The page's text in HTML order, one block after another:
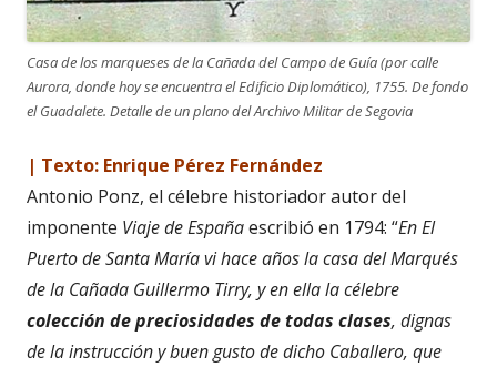
Casa de los marqueses de la Cañada del Campo de Guía (por calle
Aurora, donde hoy se encuentra el Edificio Diplomático), 1755. De fondo
el Guadalete. Detalle de un plano del Archivo Militar de Segovia
| Texto: Enrique Pérez Fernández
Antonio Ponz, el célebre historiador autor del
imponente Viaje de Españaescribió en 1794: “En El
Puerto de Santa María vi hace años la casa del Marqués
de la Cañada Guillermo Tirry, y en ella la célebre
colección de preciosidades de todas clases, dignas
de la instrucción y buen gusto de dicho Caballero, que